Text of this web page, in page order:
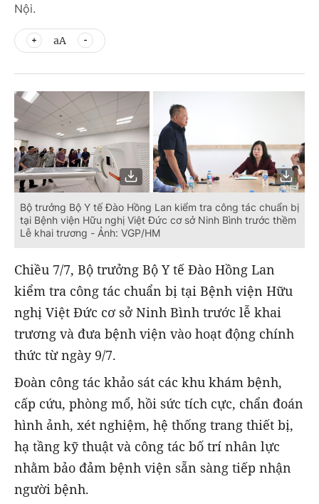
Nội.
aA
Bộ trưởng Bộ Y tế Đào Hồng Lan kiểm tra công tác chuẩn bị
tại Bệnh viện Hữu nghị Việt Đức cơ sở Ninh Bình trước thềm
Lễ khai trương - Ảnh: VGP/HM
Chiều 7/7, Bộ trưởng Bộ Y tế Đào Hồng Lan
kiểm tra công tác chuẩn bị tại Bệnh viện Hữu
nghị Việt Đức cơ sở Ninh Bình trước lễ khai
trương và đưa bệnh viện vào hoạt động chính
thức từ ngày 9/7.
Đoàn công tác khảo sát các khu khám bệnh,
cấp cứu, phòng mổ, hồi sức tích cực, chẩn đoán
hình ảnh, xét nghiệm, hệ thống trang thiết bị,
hạ tầng kỹ thuật và công tác bố trí nhân lực
nhằm bảo đảm bệnh viện sẵn sàng tiếp nhận
người bệnh.